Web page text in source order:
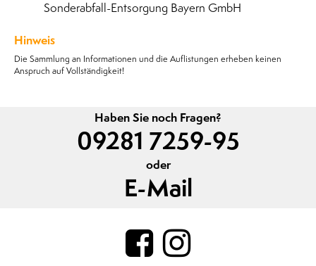
Sonderabfall-Entsorgung Bayern GmbH
Hinweis
Die Sammlung an Informationen und die Auflistungen erheben keinen
Anspruch auf Vollständigkeit!
Haben Sie noch Fragen?
09281 7259-95
oder
E-Mail